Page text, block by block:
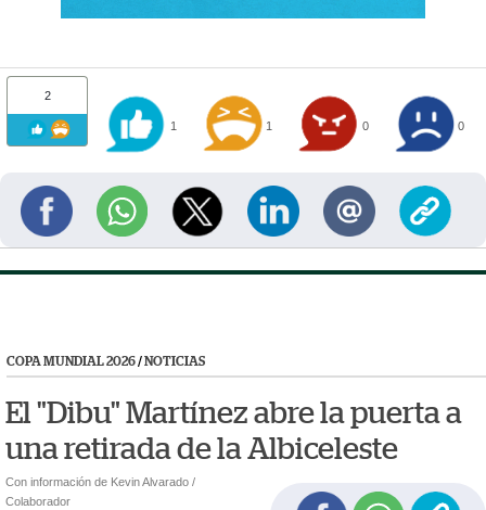
2
1 1 0 0
COPA MUNDIAL 2026/ NOTICIAS
El "Dibu" Martínez abre la puerta a
una retirada de la Albiceleste
Con información de Kevin Alvarado /
Colaborador